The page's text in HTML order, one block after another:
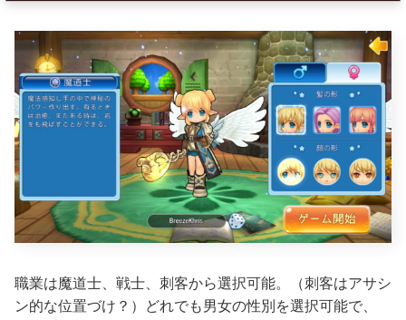
職業は魔道士、戦士、刺客から選択可能。（刺客はアサシ
ン的な位置づけ？）どれでも男女の性別を選択可能で、